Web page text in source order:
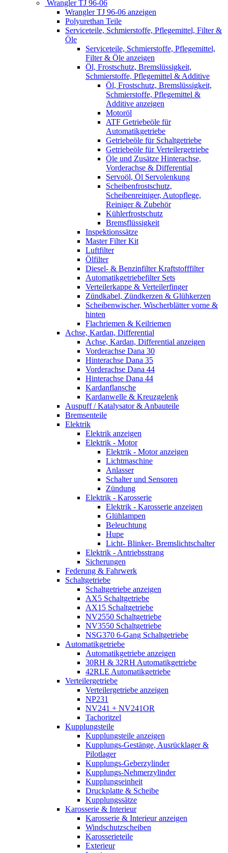
Wrangler TJ 96-06
Wrangler TJ 96-06 anzeigen
Polyurethan Teile
Serviceteile, Schmierstoffe, Pflegemittel, Filter &
Öle
Serviceteile, Schmierstoffe, Pflegemittel,
Filter & Öle anzeigen
Öl, Frostschutz, Bremslüssigkeit,
Schmierstoffe, Pflegemittel & Additive
Öl, Frostschutz, Bremslüssigkeit,
Schmierstoffe, Pflegemittel &
Additive anzeigen
Motoröl
ATF Getriebeöle für
Automatikgetriebe
Getriebeöle für Schaltgetriebe
Getriebeöle für Verteilergetriebe
Öle und Zusätze Hinterachse,
Vorderachse & Differential
Servoöl, Öl Servolenkung
Scheibenfrostschutz,
Scheibenreiniger, Autopflege,
Reiniger & Zubehör
Kühlerfrostschutz
Bremsflüssigkeit
Inspektionssätze
Master Filter Kit
Luftfilter
Ölfilter
Diesel- & Benzinfilter Kraftstofffilter
Automatikgetriebefilter Sets
Verteilerkappe & Verteilerfinger
Zündkabel, Zündkerzen & Glühkerzen
Scheibenwischer, Wischerblätter vorne &
hinten
Flachriemen & Keilriemen
Achse, Kardan, Differential
Achse, Kardan, Differential anzeigen
Vorderachse Dana 30
Hinterachse Dana 35
Vorderachse Dana 44
Hinterachse Dana 44
Kardanflansche
Kardanwelle & Kreuzgelenk
Auspuff / Katalysator & Anbauteile
Bremsenteile
Elektrik
Elektrik anzeigen
Elektrik - Motor
Elektrik - Motor anzeigen
Lichtmaschine
Anlasser
Schalter und Sensoren
Zündung
Elektrik - Karosserie
Elektrik - Karosserie anzeigen
Glühlampen
Beleuchtung
Hupe
Licht- Blinker- Bremslichtschalter
Elektrik - Antriebsstrang
Sicherungen
Federung & Fahrwerk
Schaltgetriebe
Schaltgetriebe anzeigen
AX5 Schaltgetriebe
AX15 Schaltgetriebe
NV2550 Schaltgetriebe
NV3550 Schaltgetriebe
NSG370 6-Gang Schaltgetriebe
Automatikgetriebe
Automatikgetriebe anzeigen
30RH & 32RH Automatikgetriebe
42RLE Automatikgetriebe
Verteilergetriebe
Verteilergetriebe anzeigen
NP231
NV241 + NV241OR
Tachoritzel
Kupplungsteile
Kupplungsteile anzeigen
Kupplungs-Gestänge, Ausrücklager &
Pilotlager
Kupplungs-Geberzylinder
Kupplungs-Nehmerzylinder
Kupplungseinheit
Druckplatte & Scheibe
Kupplungssätze
Karosserie & Interieur
Karosserie & Interieur anzeigen
Windschutzscheiben
Karosserieteile
Exterieur